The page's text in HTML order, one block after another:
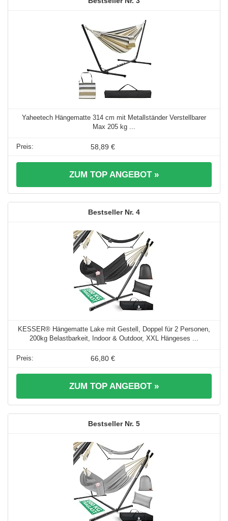
Yaheetech Hängematte 314 cm mit Metallständer Verstellbarer
Max 205 kg ...
58,89 €
ZUM TOP ANGEBOT »
4
KESSER® Hängematte Lake mit Gestell, Doppel für 2 Personen,
200kg Belastbarkeit, Indoor & Outdoor, XXL Hängeses ...
66,80 €
ZUM TOP ANGEBOT »
5